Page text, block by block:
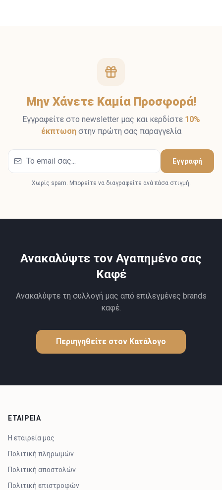
Μην Χάνετε Καμία Προσφορά!
Εγγραφείτε στο newsletter μας και κερδίστε 10%
έκπτωσηστην πρώτη σας παραγγελία
Εγγραφή
Χωρίς spam. Μπορείτε να διαγραφείτε ανά πάσα στιγμή.
Ανακαλύψτε τον Αγαπημένο σας
Καφέ
Ανακαλύψτε τη συλλογή μας από επιλεγμένες brands
καφέ.
Περιηγηθείτε στον Κατάλογο
ΕΤΑΙΡΕΙΑ
Η εταιρεία μας
Πολιτική πληρωμών
Πολιτική αποστολών
Πολιτική επιστροφών